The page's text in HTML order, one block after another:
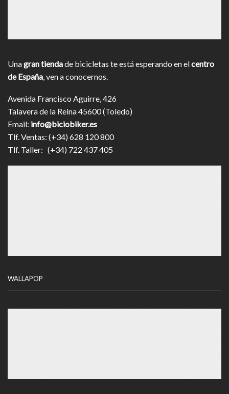
Unagran tiendade bicicletas te está esperando en elcentro
de España , ven a conocernos.
Avenida Francisco Aguirre, 426
Talavera de la Reina 45600 (Toledo)
Email: info@biciobiker.es
Tlf. Ventas: (+34) 628 120 800
Tlf. Taller: (+34) 722 437 405
WALLAPOP